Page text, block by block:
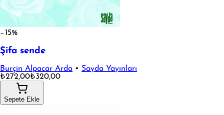
−15%
Şifa sende
Burçin Alpacar Arda • Sayda Yayınları
₺272,00₺320,00
Sepete Ekle